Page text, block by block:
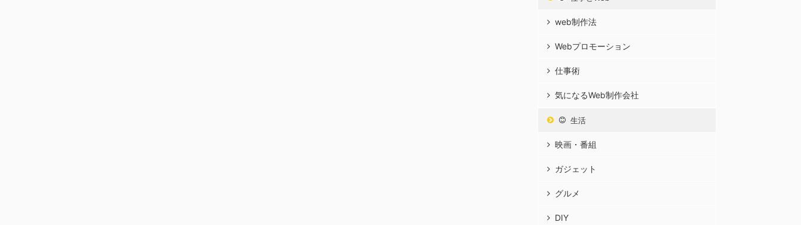
web制作法
Webプロモーション
仕事術
気になるWeb制作会社
生活
映画・番組
ガジェット
グルメ
DIY